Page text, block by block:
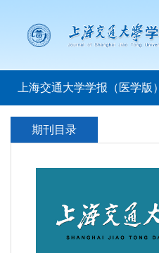
上海交通大学学报（医学版）
期刊目录